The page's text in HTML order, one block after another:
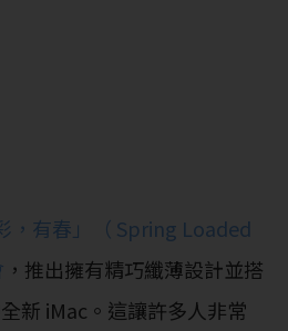
，有春」（ Spring Loaded
，推出擁有精巧纖薄設計並搭
新 iMac。這讓許多人非常